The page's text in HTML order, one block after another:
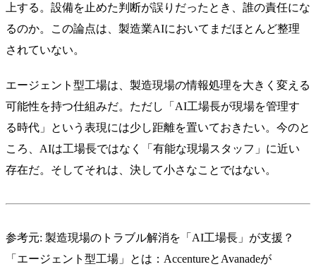
上する。設備を止めた判断が誤りだったとき、誰の責任にな
るのか。この論点は、製造業AIにおいてまだほとんど整理
されていない。
エージェント型工場は、製造現場の情報処理を大きく変える
可能性を持つ仕組みだ。ただし「AI工場長が現場を管理す
る時代」という表現には少し距離を置いておきたい。今のと
ころ、AIは工場長ではなく「有能な現場スタッフ」に近い
存在だ。そしてそれは、決して小さなことではない。
参考元: 製造現場のトラブル解消を「AI工場長」が支援？
「エージェント型工場」とは：AccentureとAvanadeが